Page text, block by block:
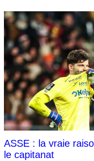
ASSE : la vraie
le capitanat